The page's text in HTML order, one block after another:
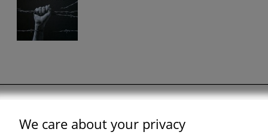
Support
We care about your privacy